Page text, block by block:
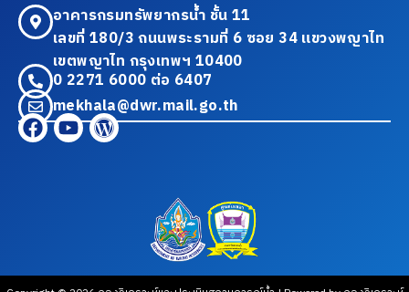
อาคารกรมทรัพยากรน้ำ ชั้น 11
เลขที่ 180/3 ถนนพระรามที่ 6 ซอย 34 แขวงพญาไท
เขตพญาไท กรุงเทพฯ 10400
0 2271 6000 ต่อ 6407
mekhala@dwr.mail.go.th